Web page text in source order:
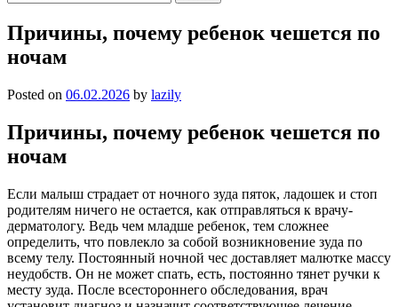
Причины, почему ребенок чешется по
ночам
Posted on 06.02.2026 by lazily
Причины, почему ребенок чешется по
ночам
Если малыш страдает от ночного зуда пяток, ладошек и стоп
родителям ничего не остается, как отправляться к врачу-
дерматологу. Ведь чем младше ребенок, тем сложнее
определить, что повлекло за собой возникновение зуда по
всему телу. Постоянный ночной чес доставляет малютке массу
неудобств. Он не может спать, есть, постоянно тянет ручки к
месту зуда. После всестороннего обследования, врач